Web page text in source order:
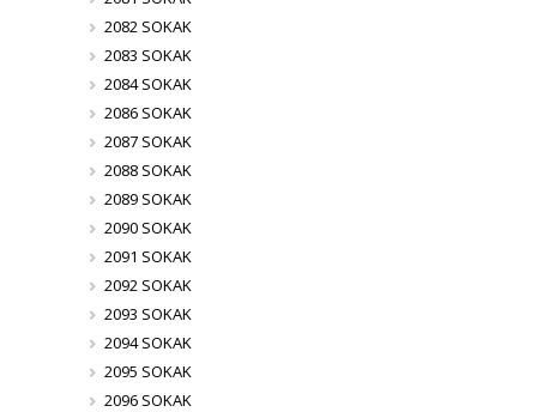
2082 SOKAK
2083 SOKAK
2084 SOKAK
2086 SOKAK
2087 SOKAK
2088 SOKAK
2089 SOKAK
2090 SOKAK
2091 SOKAK
2092 SOKAK
2093 SOKAK
2094 SOKAK
2095 SOKAK
2096 SOKAK